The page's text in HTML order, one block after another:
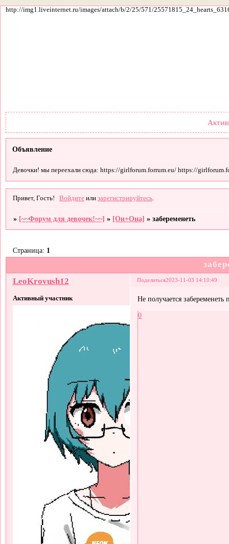
http://img1.liveinternet.ru/images/attach/b/2/25/571/
Объявление
Девочки! мы переехали сюда: https://girlforum.forrum.eu/ https://
Привет, Гость! Войдите илизарегистрируйтесь
» [~~Форум для девочек!~~] » [Он+Она] »забеременеть
Страница: 1
Поделиться2023-11-03 14:10:49
LeoKrovush12
Активный участник Не получается
0